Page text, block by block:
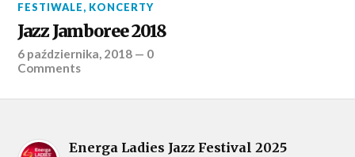
FESTIWALE, KONCERTY
Jazz Jamboree 2018
6 października, 2018 — 0
Comments
Energa Ladies Jazz Festival 2025